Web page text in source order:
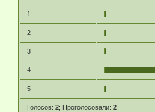
1
2
3
4
5
Голосов: 2; Проголосовали: 2